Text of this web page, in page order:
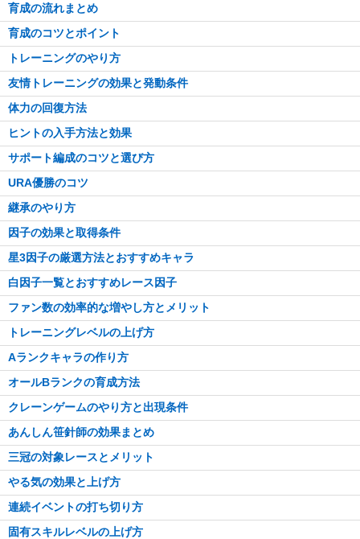
育成の流れまとめ
育成のコツとポイント
トレーニングのやり方
友情トレーニングの効果と発動条件
体力の回復方法
ヒントの入手方法と効果
サポート編成のコツと選び方
URA優勝のコツ
継承のやり方
因子の効果と取得条件
星3因子の厳選方法とおすすめキャラ
白因子一覧とおすすめレース因子
ファン数の効率的な増やし方とメリット
トレーニングレベルの上げ方
Aランクキャラの作り方
オールBランクの育成方法
クレーンゲームのやり方と出現条件
あんしん笹針師の効果まとめ
三冠の対象レースとメリット
やる気の効果と上げ方
連続イベントの打ち切り方
固有スキルレベルの上げ方